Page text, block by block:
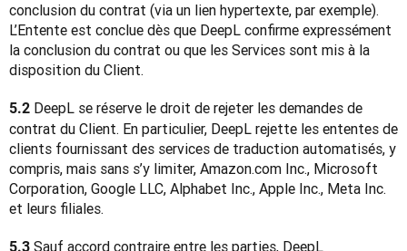
conclusion du contrat (via un lien hypertexte, par exemple).
L’Entente est conclue dès que DeepL confirme expressément
la conclusion du contrat ou que les Services sont mis à la
disposition du Client.
5.2 DeepL se réserve le droit de rejeter les demandes de
contrat du Client. En particulier, DeepL rejette les ententes de
clients fournissant des services de traduction automatisés, y
compris, mais sans s’y limiter, Amazon.com Inc., Microsoft
Corporation, Google LLC, Alphabet Inc., Apple Inc., Meta Inc.
et leurs filiales.
5.3 Sauf accord contraire entre les parties, DeepL